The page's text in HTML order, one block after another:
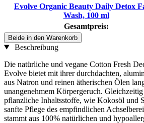
Evolve Organic Beauty Daily Detox
Wash, 100 ml
Gesamtpreis:
Beide in den Warenkorb
Beschreibung
Die natürliche und vegane Cotton Fresh
Evolve bietet mit ihrer durchdachten,
aus Natron und reinen ätherischen Ölen
unangenehmem Körpergeruch.
pflanzliche Inhaltsstoffe, wie Kokosöl und
sanfte Pflege des empfindlichen
stammt aus 100% natürlichen und